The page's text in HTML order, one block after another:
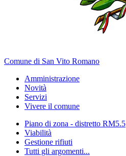
Comune di San Vito Romano
Amministrazione
Novità
Servizi
Vivere il comune
Piano di zona - distretto RM5.5
Viabilità
Gestione rifiuti
Tutti gli argomenti...